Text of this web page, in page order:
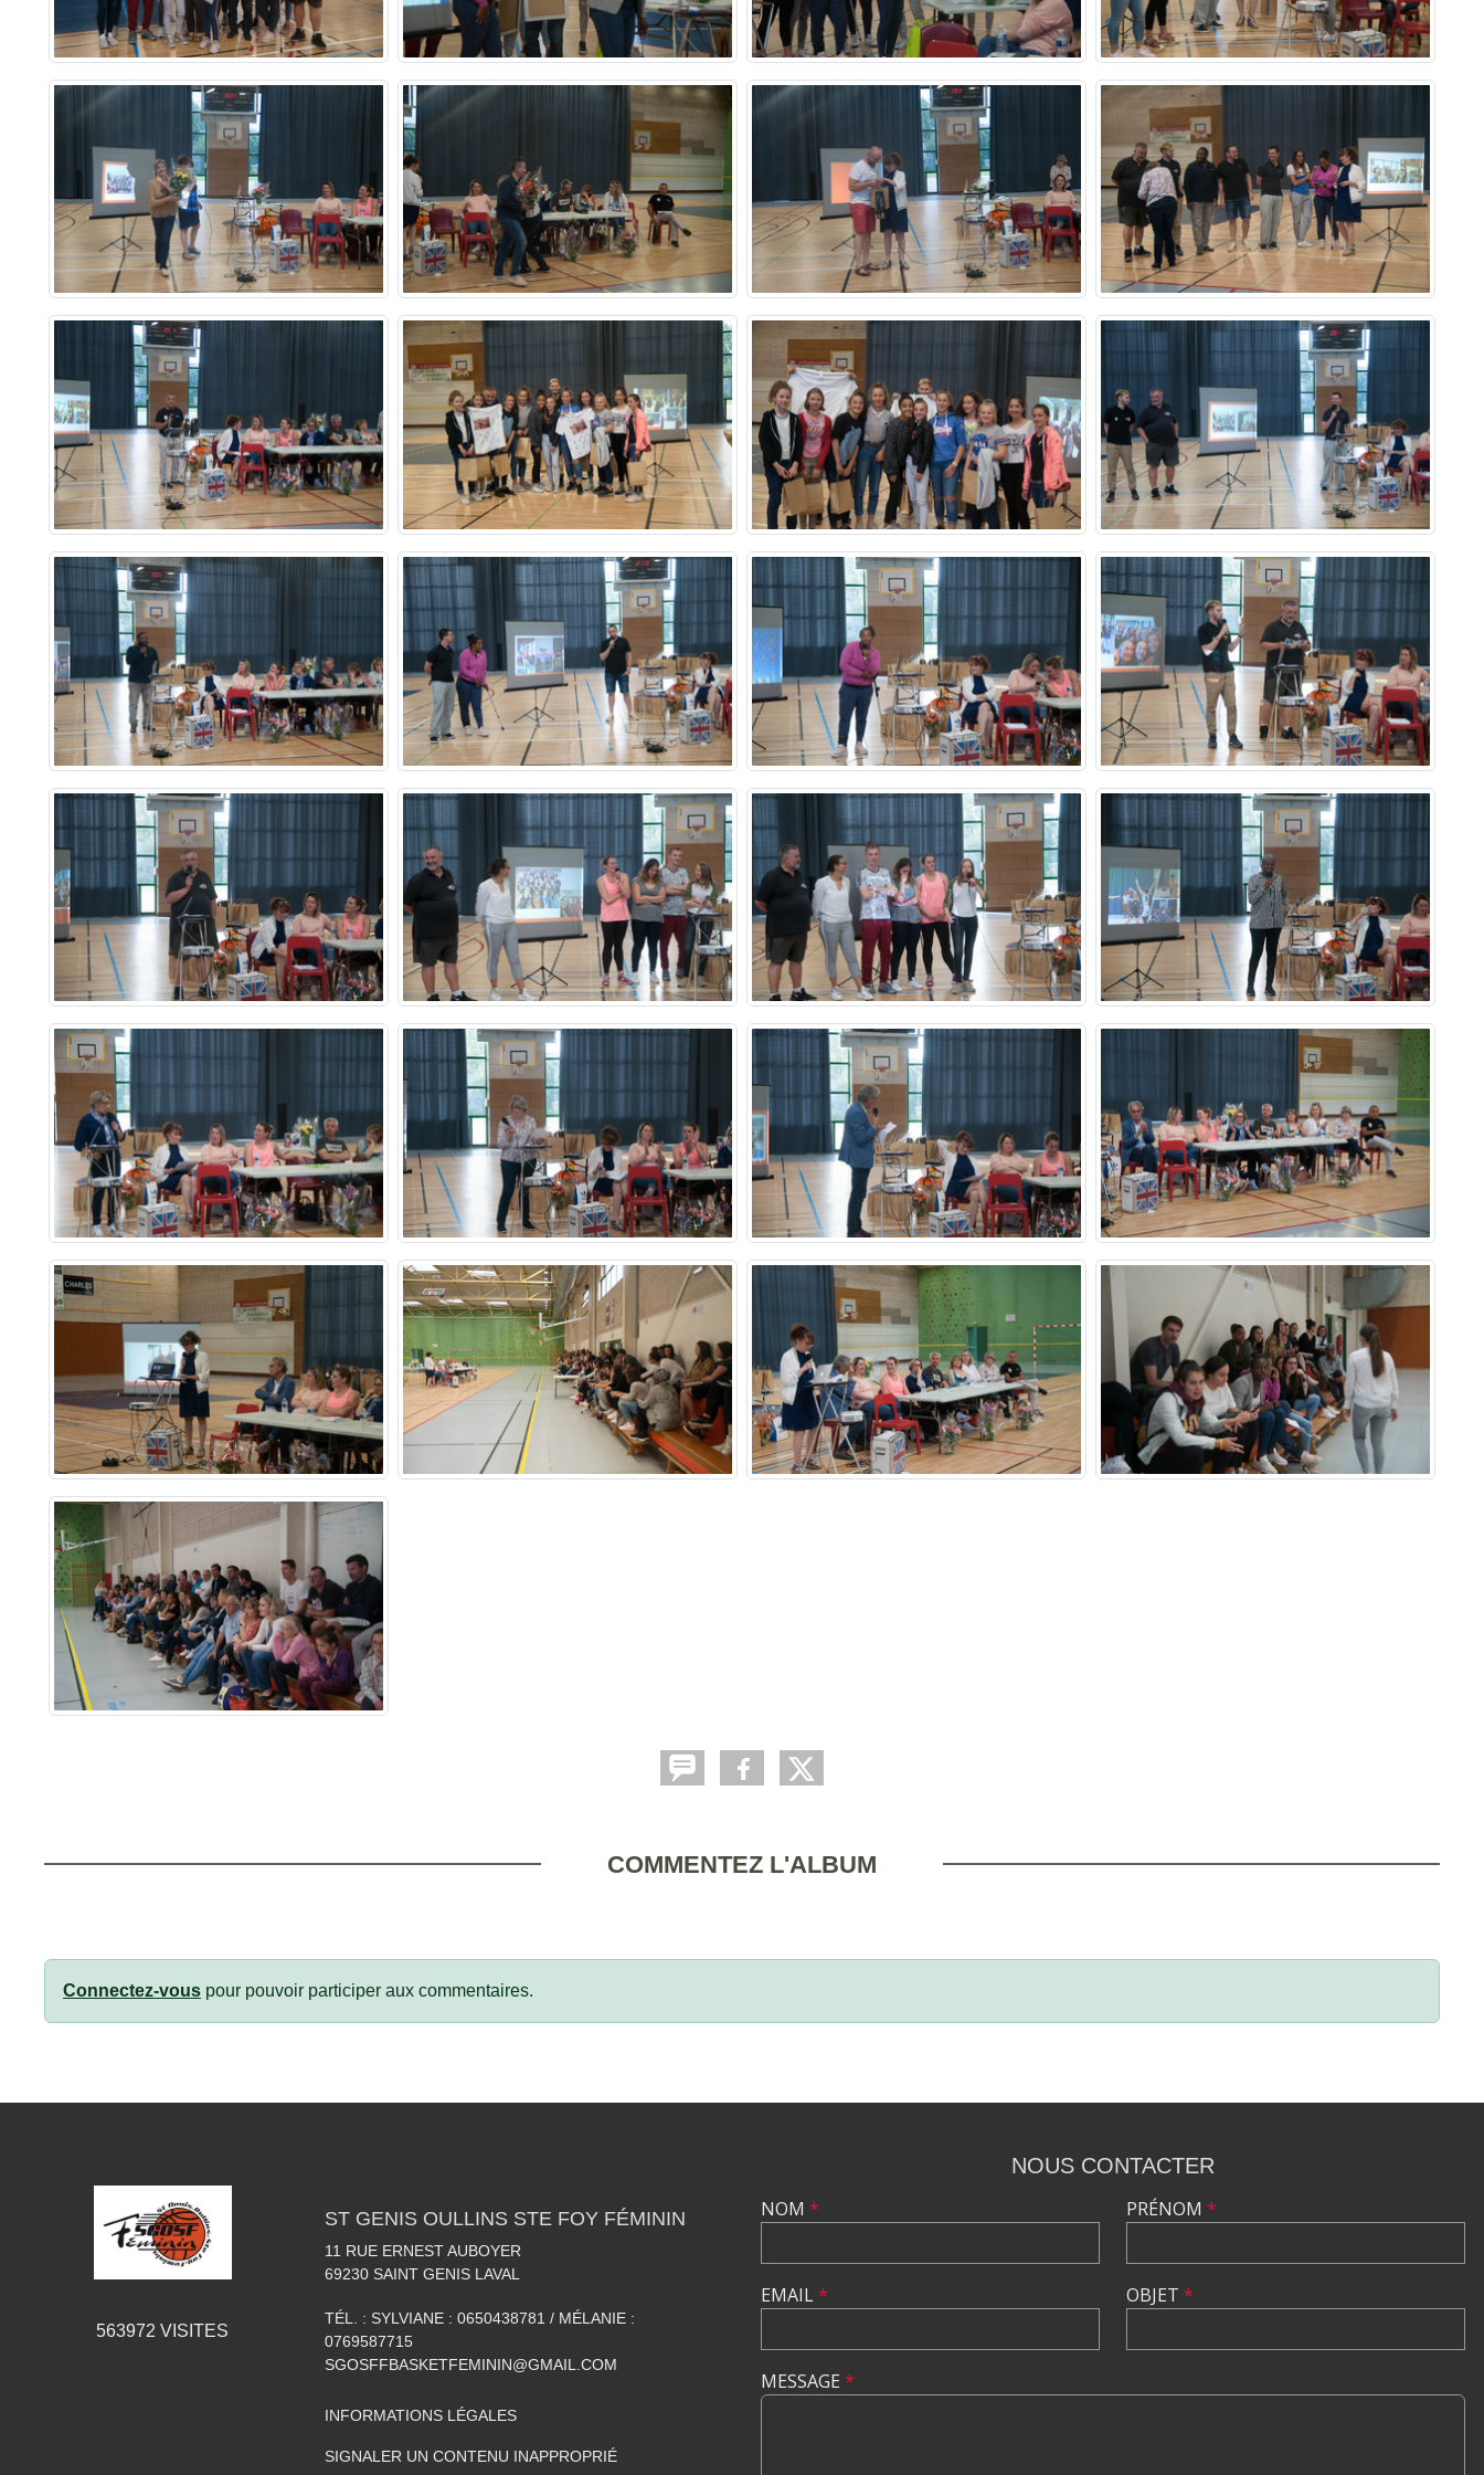
COMMENTEZ L'ALBUM
Connectez-vous pour pouvoir participer aux commentaires.
563972 VISITES
ST GENIS OULLINS STE FOY FÉMININ
11 RUE ERNEST AUBOYER
69230 SAINT GENIS LAVAL
TÉL. : SYLVIANE : 0650438781 / MÉLANIE :
0769587715
SGOSFFBASKETFEMININ@GMAIL.COM
INFORMATIONS LÉGALES
SIGNALER UN CONTENU INAPPROPRIÉ
NOUS CONTACTER
NOM *
EMAIL*
PRÉNOM *
OBJET *
MESSAGE *